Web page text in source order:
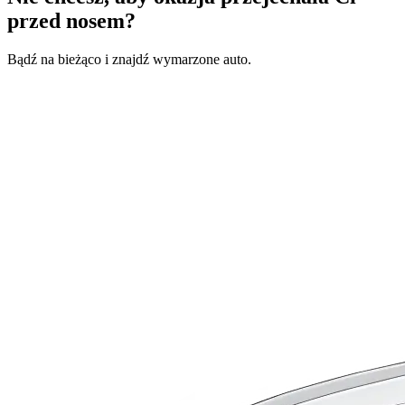
przed nosem?
Bądź na bieżąco i znajdź wymarzone auto.